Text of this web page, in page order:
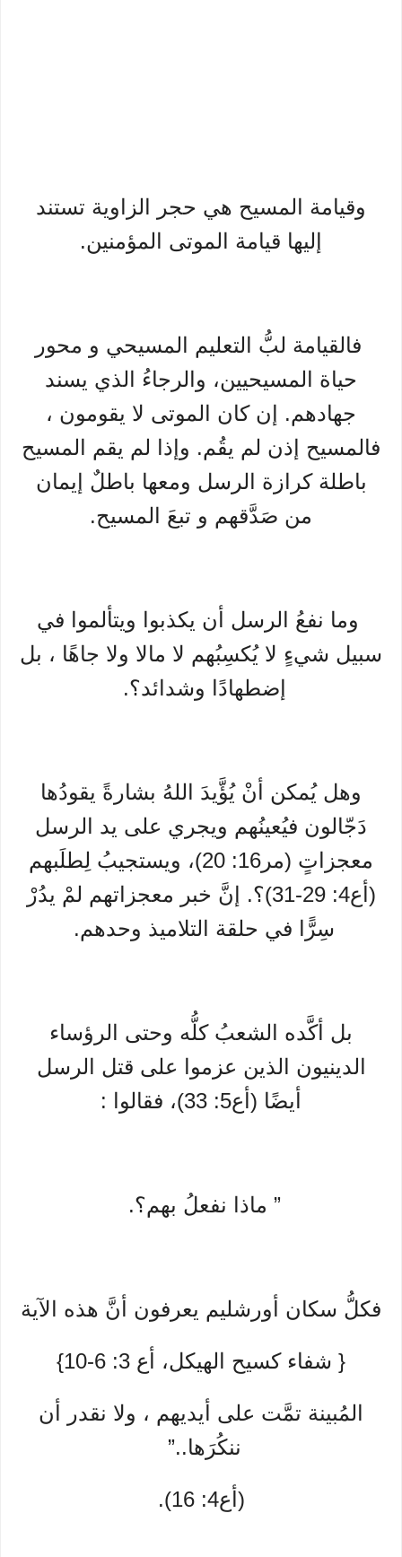
وقيامة المسيح هي حجر الزاوية تستند
إليها قيامة الموتى المؤمنين.
فالقيامة لبُّ التعليم المسيحي و محور
حياة المسيحيين، والرجاءُ الذي يسند
جهادهم. إن كان الموتى لا يقومون ،
فالمسيح إذن لم يقُم. وإذا لم يقم المسيح
باطلة كرازة الرسل ومعها باطلٌ إيمان
من صَدَّقهم و تبعَ المسيح.
وما نفعُ الرسل أن يكذبوا ويتألموا في
سبيل شيءٍ لا يُكسِبُهم لا مالا ولا جاهًا ، بل
إضطهادًا وشدائد؟.
وهل يُمكن أنْ يُؤَّيدَ اللهُ بشارةً يقودُها
دَجّالون فيُعينُهم ويجري على يد الرسل
معجزاتٍ (مر16: 20)، ويستجيبُ لِطلَبهم
(أع4: 29-31)؟. إنَّ خبر معجزاتهم لمْ يدُرْ
سِرًّا في حلقة التلاميذ وحدهم.
بل أكَّده الشعبُ كلُّه وحتى الرؤساء
الدينيون الذين عزموا على قتل الرسل
أيضًا (أع5: 33)، فقالوا :
” ماذا نفعلُ بهم؟.
فكلُّ سكان أورشليم يعرفون أنَّ هذه الآية
{ شفاء كسيح الهيكل، أع 3: 6-10}
المُبينة تمَّت على أيديهم ، ولا نقدر أن
ننكُرَها..”
(أع4: 16).